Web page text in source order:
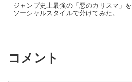
ジャンプ史上最強の「悪のカリスマ」を
ソーシャルスタイルで分けてみた。
コメント